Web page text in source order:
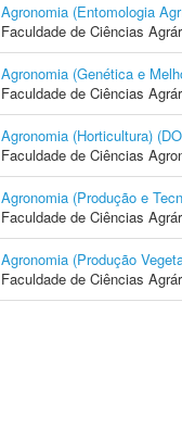
Agronomia (Entomologia
Faculdade de Ciências
Agronomia (Genética e
Faculdade de Ciências
Agronomia (Horticultura)
Faculdade de Ciências
Agronomia (Produção e
Faculdade de Ciências
Agronomia (Produção
Faculdade de Ciências